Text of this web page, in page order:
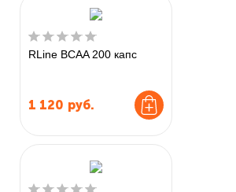
RLine BCAA 200 капс
1 120 руб.